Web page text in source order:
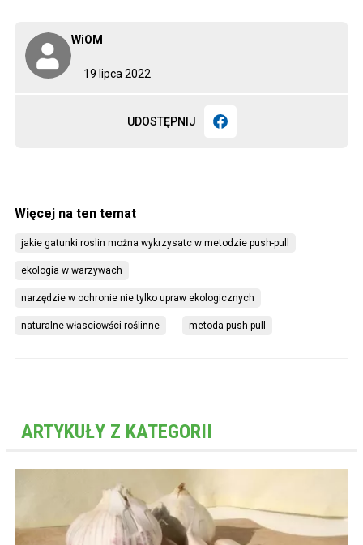
19 lipca 2022
WiOM
UDOSTĘPNIJ
jakie gatunki roslin można wykrzysatc w metodzie push-pull
ekologia w warzywach
narzędzie w ochronie nie tylko upraw ekologicznych
naturalne własciowści-roślinne metoda push-pull
ARTYKUŁY Z KATEGORII